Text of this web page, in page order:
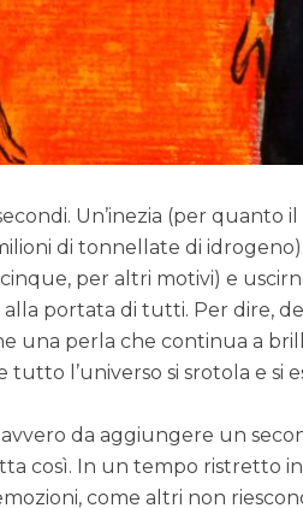
Un’inezia (per quanto il
di tonnellate di
per altri motivi) e
portata di tutti. Per dire,
una perla che continua a
tutto l’universo si srotola e si
da aggiungere un
così. In un tempo ristretto
come altri non